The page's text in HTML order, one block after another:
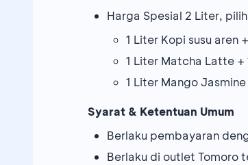
Harga Spesial 2 Liter,
1 Liter Kopi susu aren
1 Liter Matcha Latte +
1 Liter Mango
Syarat & Ketentuan Umum
Berlaku pembayaran
Berlaku di outlet Tomoro